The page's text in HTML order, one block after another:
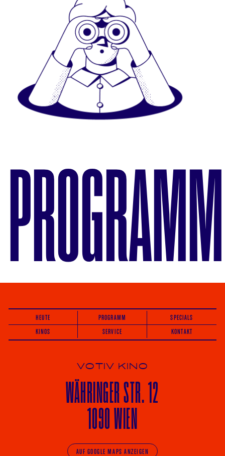
PROGRAMM
HEUTE PROGRAMM
SPECIALS
KINOS
SERVICE KONTAKT
VOTIV KINO
WÄHRINGERSTR. 12
1090 WIEN
AUF GOOGLE MAPS ANZEIGEN